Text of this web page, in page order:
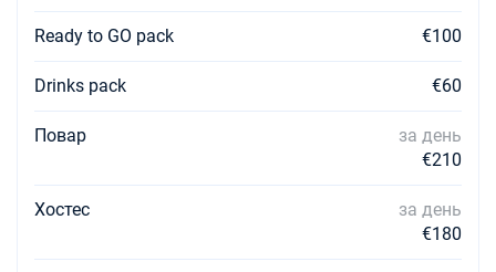
06/03/2027 - 13/03/2027 €1316
€1316
€1316
Забронировать
Ready to GO pack €100
Drinks pack €60
Повар
за день
€210
Хостес
за день
€180